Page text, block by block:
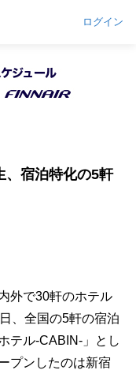
ログイン
、宿泊特化の5軒
外で30軒のホテル
、全国の5軒の宿泊
テル-CABIN-」とし
プンしたのは新宿